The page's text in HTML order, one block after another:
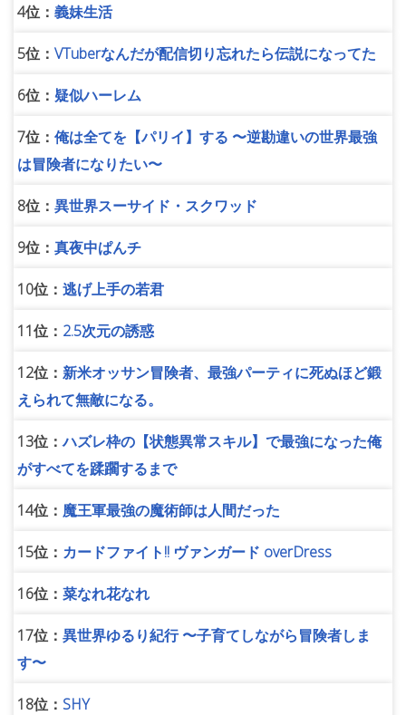
4位： 義妹生活
5位： VTuberなんだが配信切り忘れたら伝説になってた
6位： 疑似ハーレム
7位： 俺は全てを【パリイ】する 〜逆勘違いの世界最強
は冒険者になりたい〜
8位： 異世界スーサイド・スクワッド
9位： 真夜中ぱんチ
10位： 逃げ上手の若君
11位： 2.5次元の誘惑
12位： 新米オッサン冒険者、最強パーティに死ぬほど鍛
えられて無敵になる。
13位：ハズレ枠の【状態異常スキル】で最強になった俺
がすべてを蹂躙するまで
14位： 魔王軍最強の魔術師は人間だった
15位： カードファイト!! ヴァンガード overDress
16位： 菜なれ花なれ
17位： 異世界ゆるり紀行 〜子育てしながら冒険者しま
す〜
18位： SHY